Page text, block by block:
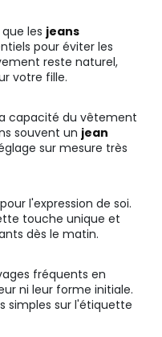
les jeans
pour éviter les
reste naturel,
votre fille.
capacité du vêtement
souvent un jean
sur mesure très
l'expression de soi.
touche unique et
dès le matin.
fréquents en
ni leur forme initiale.
simples sur l'étiquette